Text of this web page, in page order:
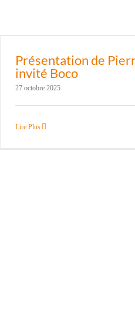
Présentation de
invité Boco
27 octobre 2025
Lire Plus